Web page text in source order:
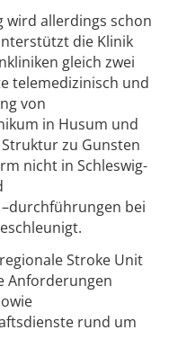
wird allerdings schon
die Klinik
gleich zwei
telemedizinisch und
von
in Husum und
zu Gunsten
nicht in Schleswig-
bei
Stroke Unit
Anforderungen
rund um